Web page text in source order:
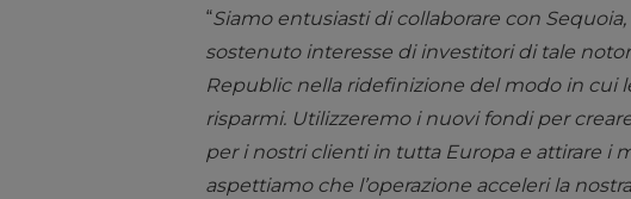
“Siamo entusiasti di collaborare con Sequoia,
sostenuto interesse di investitori di tale
Republic nella ridefinizione del modo in cui
risparmi. Utilizzeremo i nuovi fondi per
per i nostri clienti in tutta Europa e attirare i
aspettiamo che l’operazione acceleri la